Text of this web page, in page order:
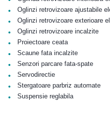
• Oglinzi retrovizoare ajustabile
• Oglinzi retrovizoare exterioare
• Oglinzi retrovizoare incalzite
• Proiectoare ceata
• Scaune fata incalzite
• Senzori parcare fata-spate
• Servodirectie
• Stergatoare parbriz automate
• Suspensie reglabila